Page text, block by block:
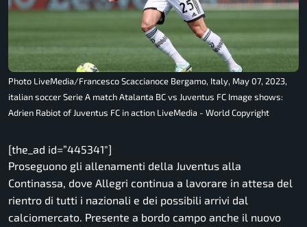
Photo LiveMedia/Francesco Scaccianoce Bergamo, Italy, May 07, 2023,
italian soccer Serie A match Atalanta BC vs Juventus FC Image shows:
Adrien Rabiot of Juventus FC in action LiveMedia - World Copyright
[the_ad id=”445341″]
Proseguono gli allenamenti della Juventus alla
Continassa, dove Allegri continua a lavorare in attesa del
rientro di tutti i nazionali e dei possibili arrivi dal
calciomercato. Presente a bordo campo anche il nuovo